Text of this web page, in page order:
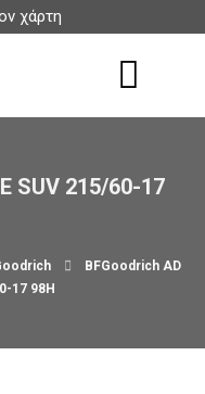
χάρτη
SUV 215/60-17
BFGoodrich AD
17 98H